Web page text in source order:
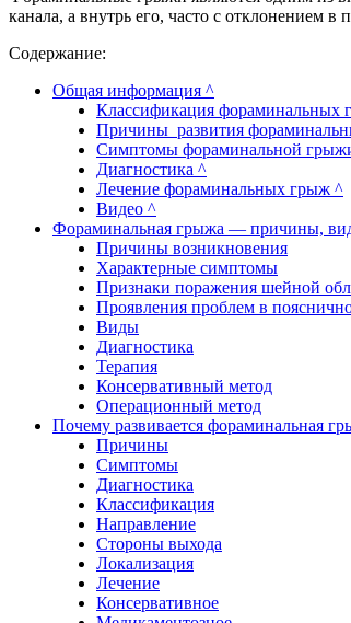
канала, а внутрь его, часто с отклонением в
Содержание:
Общая информация ^
Классификация фораминальных
Причины развития
Симптомы фораминальной
Диагностика ^
Лечение фораминальных грыж ^
Видео ^
Фораминальная грыжа — причины,
Причины возникновения
Характерные симптомы
Признаки поражения шейной
Проявления проблем в
Виды
Диагностика
Терапия
Консервативный метод
Операционный метод
Почему развивается фораминальная
Причины
Симптомы
Диагностика
Классификация
Направление
Стороны выхода
Локализация
Лечение
Консервативное